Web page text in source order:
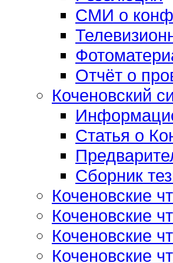
СМИ о
Отчёт о
Коченовский
Статья о
Сборник
Коченовские
Коченовские
Коченовские
Коченовские